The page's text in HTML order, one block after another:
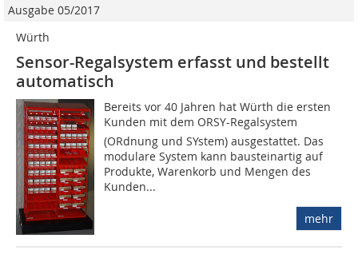
Ausgabe 05/2017
Würth
Sensor-Regalsystem erfasst und bestellt
automatisch
Bereits vor 40 Jahren hat Würth die ersten
Kunden mit dem ORSY-Regalsystem
(ORdnung und SYstem) ausgestattet. Das
modulare System kann bausteinartig auf
Produkte, Warenkorb und Mengen des
Kunden...
mehr